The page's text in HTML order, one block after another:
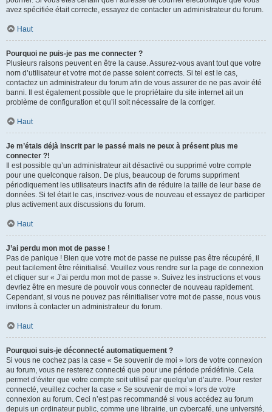
avez spécifiée était correcte, essayez de contacter un administrateur du forum.
Haut
Pourquoi ne puis-je pas me connecter ?
Plusieurs raisons peuvent en être la cause. Assurez-vous avant tout que votre
nom d’utilisateur et votre mot de passe soient corrects. Si tel est le cas,
contactez un administrateur du forum afin de vous assurer de ne pas avoir été
banni. Il est également possible que le propriétaire du site internet ait un
problème de configuration et qu’il soit nécessaire de la corriger.
Haut
Je m’étais déjà inscrit par le passé mais ne peux à présent plus me
connecter ?!
Il est possible qu’un administrateur ait désactivé ou supprimé votre compte
pour une quelconque raison. De plus, beaucoup de forums suppriment
périodiquement les utilisateurs inactifs afin de réduire la taille de leur base de
données. Si tel était le cas, inscrivez-vous de nouveau et essayez de participer
plus activement aux discussions du forum.
Haut
J’ai perdu mon mot de passe !
Pas de panique ! Bien que votre mot de passe ne puisse pas être récupéré, il
peut facilement être réinitialisé. Veuillez vous rendre sur la page de connexion
et cliquer sur « J’ai perdu mon mot de passe ». Suivez les instructions et vous
devriez être en mesure de pouvoir vous connecter de nouveau rapidement.
Cependant, si vous ne pouvez pas réinitialiser votre mot de passe, nous vous
invitons à contacter un administrateur du forum.
Haut
Pourquoi suis-je déconnecté automatiquement ?
Si vous ne cochez pas la case « Se souvenir de moi » lors de votre connexion
au forum, vous ne resterez connecté que pour une période prédéfinie. Cela
permet d’éviter que votre compte soit utilisé par quelqu’un d’autre. Pour rester
connecté, veuillez cocher la case « Se souvenir de moi » lors de votre
connexion au forum. Ceci n’est pas recommandé si vous accédez au forum
depuis un ordinateur public, comme une librairie, un cybercafé, une université,